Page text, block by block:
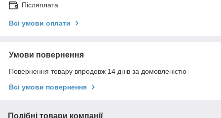
Післяплата
Всі умови оплати
Умови повернення
Повернення товару впродовж 14 днів за домовленістю
Всі умови повернення
Подібні товари компанії